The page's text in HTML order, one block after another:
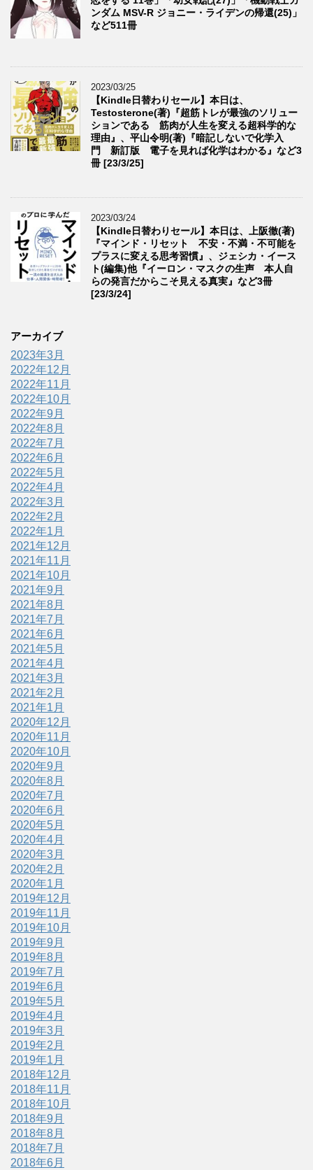
ンダム MSV-R ジョニー・ライデンの帰還(25)」
など511冊
2023/03/25
【Kindle日替わりセール】本日は、
Testosterone(著)『超筋トレが最強のソリュー
ションである 筋肉が人生を変える超科学的な
理由』、平山令明(著)『暗記しないで化学入
門 新訂版 電子を見れば化学はわかる』など3
冊 [23/3/25]
2023/03/24
【Kindle日替わりセール】本日は、上阪徹(著)
『マインド・リセット 不安・不満・不可能を
プラスに変える思考習慣』、ジェシカ・イース
ト(編集)他『イーロン・マスクの生声 本人自
らの発言だからこそ見える真実』など3冊
[23/3/24]
アーカイブ
2023年3月
2022年12月
2022年11月
2022年10月
2022年9月
2022年8月
2022年7月
2022年6月
2022年5月
2022年4月
2022年3月
2022年2月
2022年1月
2021年12月
2021年11月
2021年10月
2021年9月
2021年8月
2021年7月
2021年6月
2021年5月
2021年4月
2021年3月
2021年2月
2021年1月
2020年12月
2020年11月
2020年10月
2020年9月
2020年8月
2020年7月
2020年6月
2020年5月
2020年4月
2020年3月
2020年2月
2020年1月
2019年12月
2019年11月
2019年10月
2019年9月
2019年8月
2019年7月
2019年6月
2019年5月
2019年4月
2019年3月
2019年2月
2019年1月
2018年12月
2018年11月
2018年10月
2018年9月
2018年8月
2018年7月
2018年6月